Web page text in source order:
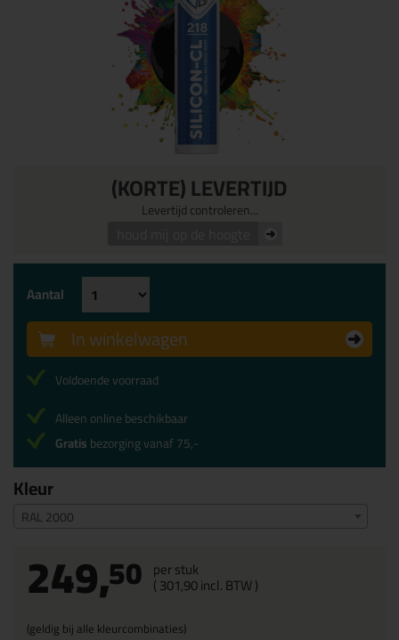
(KORTE) LEVERTIJD
Levertijd controleren...
Kleur
RAL 2000
249,50 per stuk
(301,90incl. BTW )
(geldig bij alle kleurcombinaties)
Aantal
In winkelwagen
Voldoende voorraad
Alleen online beschikbaar
Gratisbezorging vanaf 75,-